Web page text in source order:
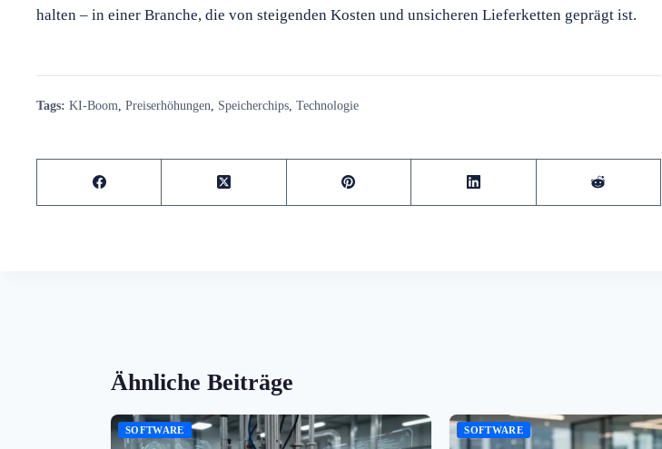
halten – in einer Branche, die von steigenden Kosten und unsicheren Lieferketten geprägt ist.
Tags: KI-Boom Preiserhöhungen Speicherchips Technologie
Ähnliche Beiträge
SOFTWARE SOFTWARE